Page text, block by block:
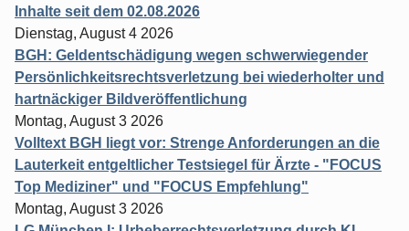
Inhalte seit dem 02.08.2026
Dienstag, August 4 2026
BGH: Geldentschädigung wegen schwerwiegender
Persönlichkeitsrechtsverletzung bei wiederholter und
hartnäckiger Bildveröffentlichung
Montag, August 3 2026
Volltext BGH liegt vor: Strenge Anforderungen an die
Lauterkeit entgeltlicher Testsiegel für Ärzte - "FOCUS
Top Mediziner" und "FOCUS Empfehlung"
Montag, August 3 2026